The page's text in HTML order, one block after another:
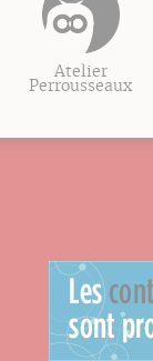
Atelier
Perrousseaux